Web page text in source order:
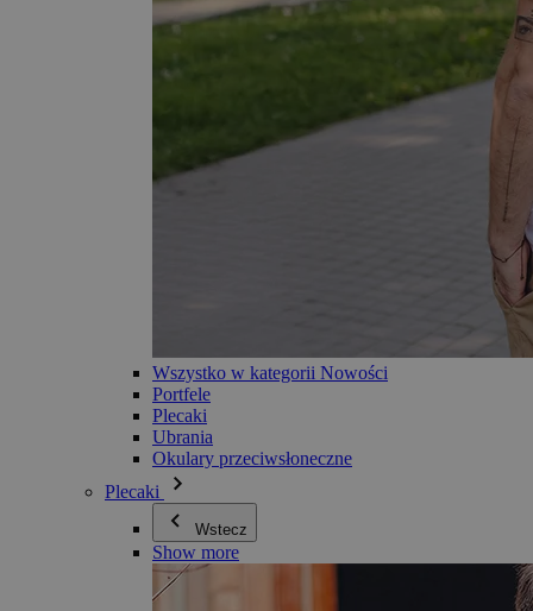
Wszystko w kategorii Nowości
Portfele
Plecaki
Ubrania
Okulary przeciwsłoneczne
Plecaki
Wstecz
Show more